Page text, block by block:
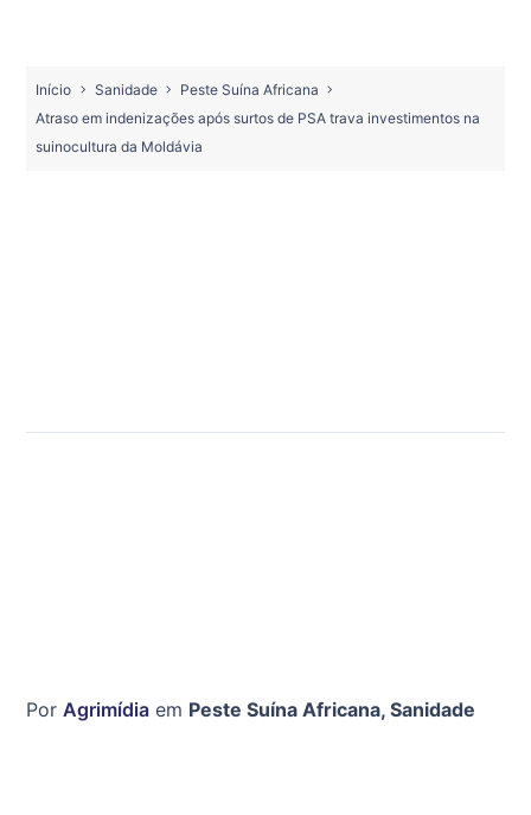
Início Sanidade
Peste Suína Africana
Atraso em indenizações após surtos de PSA trava investimentos na
suinocultura da Moldávia
Por Agrimídia em Peste Suína Africana, Sanidade